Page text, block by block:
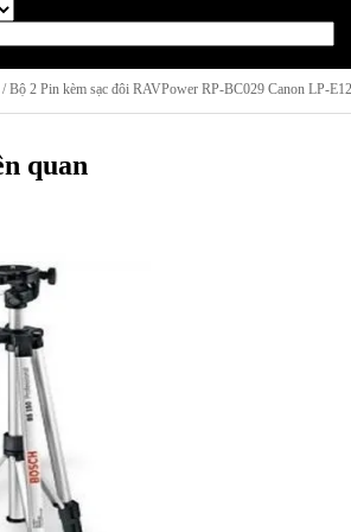
/ Bộ 2 Pin kèm sạc đôi RAVPower RP-BC029 Canon LP-E12
quan